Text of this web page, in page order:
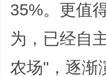
35%。更值
为，已经自
农场"，逐渐